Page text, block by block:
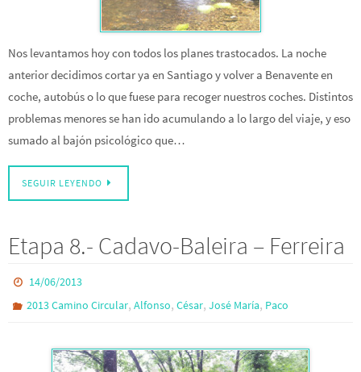
Nos levantamos hoy con todos los planes trastocados. La noche
anterior decidimos cortar ya en Santiago y volver a Benavente en
coche, autobús o lo que fuese para recoger nuestros coches. Distintos
problemas menores se han ido acumulando a lo largo del viaje, y eso
sumado al bajón psicológico que…
SEGUIR LEYENDO
Etapa 8.- Cadavo-Baleira – Ferreira
14/06/2013
2013 Camino Circular,Alfonso,César,José María, Paco